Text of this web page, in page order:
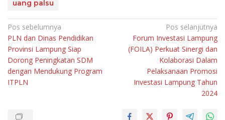
uang palsu
Navigasi
pos
Pos sebelumnya
PLN dan Dinas Pendidikan
Provinsi Lampung Siap
Dorong Peningkatan SDM
dengan Mendukung Program
ITPLN
Pos selanjutnya
Forum Investasi Lampung
(FOILA) Perkuat Sinergi dan
Kolaborasi Dalam
Pelaksanaan Promosi
Investasi Lampung Tahun
2024